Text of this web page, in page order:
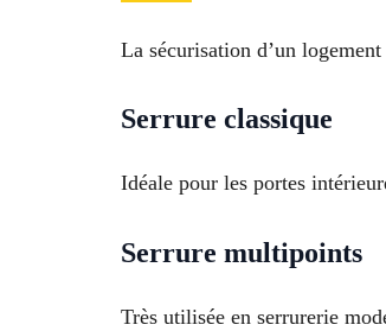
La sécurisation d’un
Serrure classique
Idéale pour les portes
Serrure multipoints
Très utilisée en serrurerie